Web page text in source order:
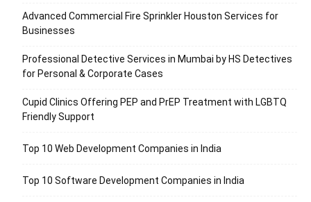
Advanced Commercial Fire Sprinkler Houston Services for
Businesses
Professional Detective Services in Mumbai by HS Detectives
for Personal & Corporate Cases
Cupid Clinics Offering PEP and PrEP Treatment with LGBTQ
Friendly Support
Top 10 Web Development Companies in India
Top 10 Software Development Companies in India